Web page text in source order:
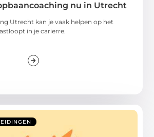
nu in Utrecht
Utrecht kan je vaak helpen op het
in je carierre.